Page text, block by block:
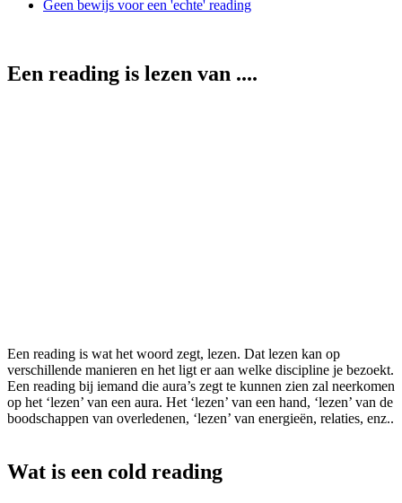
Geen bewijs voor een 'echte' reading
Een reading is lezen van ....
Een reading is wat het woord zegt, lezen. Dat lezen kan op
verschillende manieren en het ligt er aan welke discipline je bezoekt.
Een reading bij iemand die aura’s zegt te kunnen zien zal neerkomen
op het ‘lezen’ van een aura. Het ‘lezen’ van een hand, ‘lezen’ van de
boodschappen van overledenen, ‘lezen’ van energieën, relaties, enz..
Wat is een cold reading